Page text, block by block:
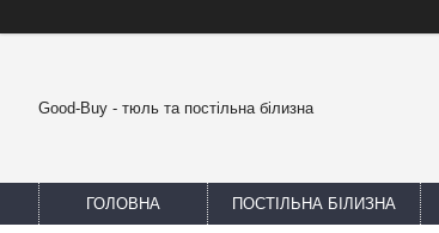
Good-Buy - тюль та постільна білизна
ГОЛОВНА ПОСТІЛЬНА БІЛИЗНА